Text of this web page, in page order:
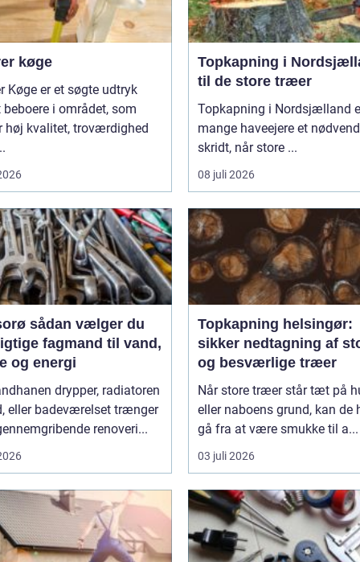
køge
Køge er et søgte udtryk
i området, som
høj kvalitet, troværdighed
Topkapning i
til de store træer
Topkapning i Nordsjælland
mange haveejere et
skridt, når store ...
08 juli 2026
vælger du
fagmand til vand,
og energi
drypper, radiatoren
eller badeværelset trænger
renoveri...
Topkapning helsingør:
sikker nedtagning af
og besværlige træer
Når store træer står tæt på
eller naboens grund, kan de
gå fra at være smukke til a...
03 juli 2026